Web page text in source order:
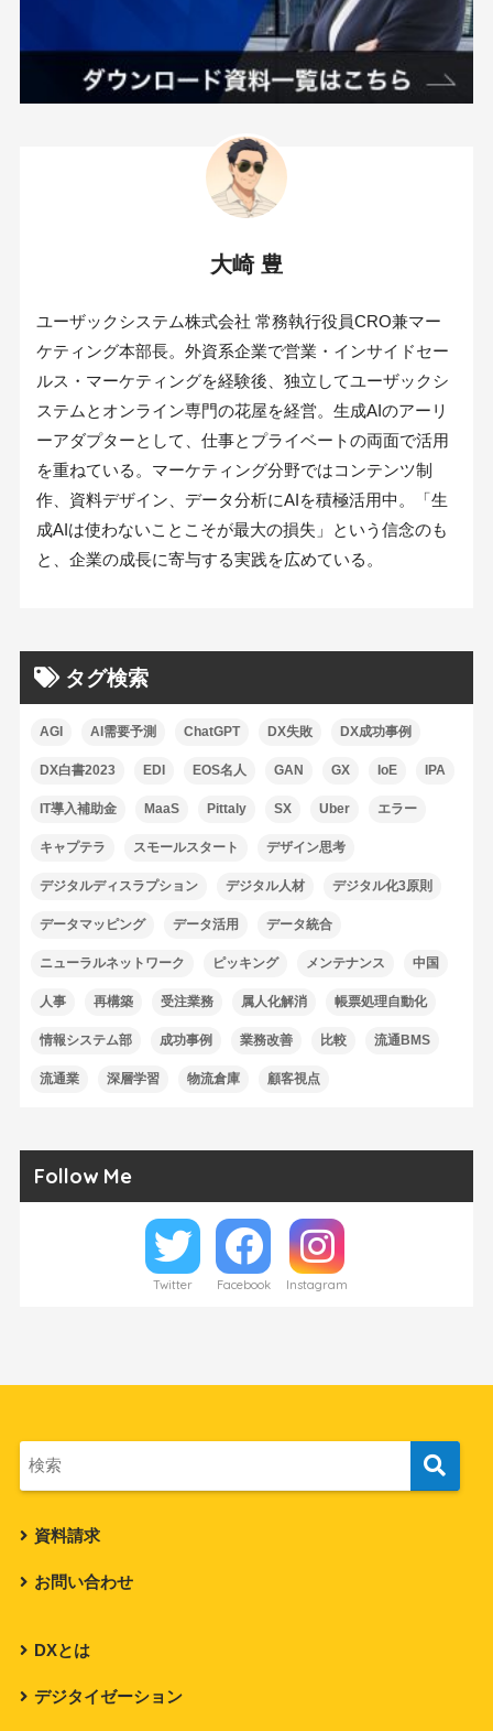
大崎 豊
ユーザックシステム株式会社 常務執行役員CRO兼マー
ケティング本部長。外資系企業で営業・インサイドセー
ルス・マーケティングを経験後、独立してユーザックシ
ステムとオンライン専門の花屋を経営。生成AIのアーリ
ーアダプターとして、仕事とプライベートの両面で活用
を重ねている。マーケティング分野ではコンテンツ制
作、資料デザイン、データ分析にAIを積極活用中。「生
成AIは使わないことこそが最大の損失」という信念のも
と、企業の成長に寄与する実践を広めている。
タグ検索
AGI AI需要予測 ChatGPT DX失敗 DX成功事例
DX白書2023 EDI EOS名人 GAN GX IoE IPA
IT導入補助金 MaaS Pittaly SX Uber エラー
キャプテラ スモールスタート デザイン思考
デジタルディスラプション デジタル人材 デジタル化3原則
データマッピング データ活用 データ統合
ニューラルネットワーク ピッキング メンテナンス 中国
人事 再構築 受注業務 属人化解消 帳票処理自動化
情報システム部 成功事例 業務改善 比較 流通BMS
流通業 深層学習 物流倉庫 顧客視点
Follow Me
Twitter Facebook Instagram
資料請求
お問い合わせ
DXとは
デジタイゼーション